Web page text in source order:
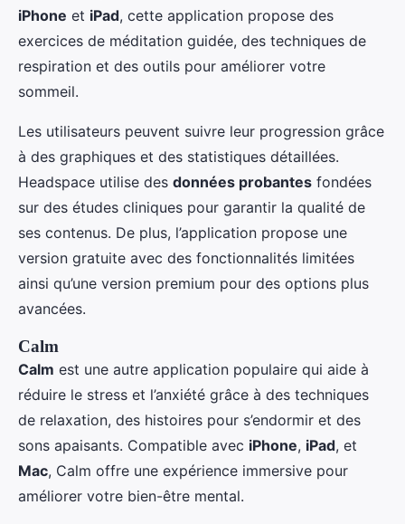
iPhone et iPad, cette application propose des
exercices de méditation guidée, des techniques de
respiration et des outils pour améliorer votre
sommeil.
Les utilisateurs peuvent suivre leur progression grâce
à des graphiques et des statistiques détaillées.
Headspace utilise des données probantes fondées
sur des études cliniques pour garantir la qualité de
ses contenus. De plus, l’application propose une
version gratuite avec des fonctionnalités limitées
ainsi qu’une version premium pour des options plus
avancées.
Calm
Calm est une autre application populaire qui aide à
réduire le stress et l’anxiété grâce à des techniques
de relaxation, des histoires pour s’endormir et des
sons apaisants. Compatible avec iPhone, iPad, et
Mac, Calm offre une expérience immersive pour
améliorer votre bien-être mental.